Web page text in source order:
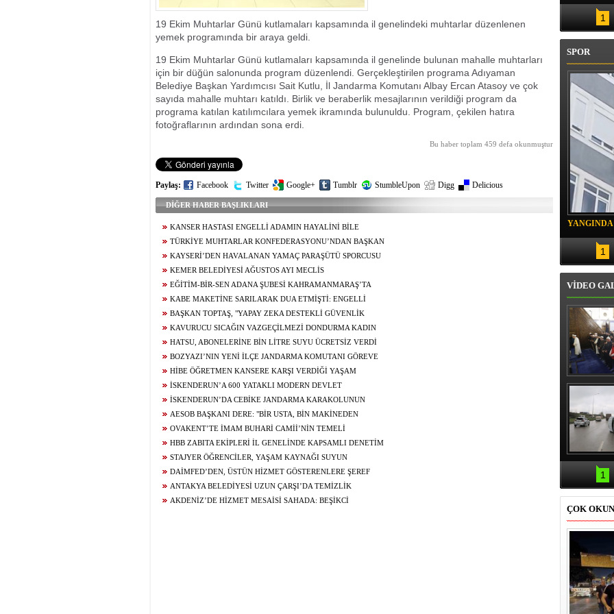
BİN 500 HAK SAHİBİNİN KONUTU BELİRLENDİ
19 Ekim Muhtarlar Günü kutlamaları kapsamında il genelindeki muhtarlar düzenlenen
yemek programında bir araya geldi.
19 Ekim Muhtarlar Günü kutlamaları kapsamında il genelinde bulunan mahalle muhtarları
için bir düğün salonunda program düzenlendi. Gerçekleştirilen programa Adıyaman
Belediye Başkan Yardımcısı Sait Kutlu, İl Jandarma Komutanı Albay Ercan Atasoy ve çok
sayıda mahalle muhtarı katıldı. Birlik ve beraberlik mesajlarının verildiği program da
programa katılan katılımcılara yemek ikramında bulunuldu. Program, çekilen hatıra
fotoğraflarının ardından sona erdi.
Bu haber toplam 459 defa okunmuştur
Paylaş: Facebook Twitter Google+ Tumblr StumbleUpon Digg Delicious
DİĞER HABER BAŞLIKLARI
KANSER HASTASI ENGELLİ ADAMIN HAYALİNİ BİLE
KURAMADIĞI EVİNE KAVUŞUNCA DÖKTÜĞÜ GÖZYAŞI
DUYGULANDIRDI
TÜRKİYE MUHTARLAR KONFEDERASYONU’NDAN BAŞKAN
BAŞDEĞİRMEN’E ‘YILIN EN BAŞARILI BELEDİYE BAŞKANI’
ÖDÜLÜ
KAYSERİ’DEN HAVALANAN YAMAÇ PARAŞÜTÜ SPORCUSU
5,5 SAAT SONRA KAHRAMANMARAŞ’A İNDİ
KEMER BELEDİYESİ AĞUSTOS AYI MECLİS
TOPLANTISINDA ARAÇ FİLOSUNUN GÜÇLENDİRİLMESİNE
YÖNELİK KARARLAR ALINDI
EĞİTİM-BİR-SEN ADANA ŞUBESİ KAHRAMANMARAŞ’TA
TEMASLARDA BULUNDU
KABE MAKETİNE SARILARAK DUA ETMİŞTİ: ENGELLİ
GENCİN UMRE HAYALİ GERÇEK OLUYOR
BAŞKAN TOPTAŞ, "YAPAY ZEKA DESTEKLİ GÜVENLİK
KAMERALARIMIZLA PARKLARIMIZIN TAMAMINI İZLENEBİLİR
HALE GETİRİYORUZ"
KAVURUCU SICAĞIN VAZGEÇİLMEZİ DONDURMA KADIN
USTALARIN ELİNDE LEZZET BULUYOR
HATSU, ABONELERİNE BİN LİTRE SUYU ÜCRETSİZ VERDİ
BOZYAZI’NIN YENİ İLÇE JANDARMA KOMUTANI GÖREVE
BAŞLADI
HİBE ÖĞRETMEN KANSERE KARŞI VERDİĞİ YAŞAM
MÜCADELESİNİ KAYBETTİ
İSKENDERUN’A 600 YATAKLI MODERN DEVLET
HASTANESİ YÜKSELİYOR
İSKENDERUN’DA CEBİKE JANDARMA KARAKOLUNUN
YAPIMINDA SONA GELİNDİ
AESOB BAŞKANI DERE: "BİR USTA, BİN MAKİNEDEN
DEĞERLİDİR"
OVAKENT’TE İMAM BUHARİ CAMİİ’NİN TEMELİ
DUALARLA ATILDI
HBB ZABITA EKİPLERİ İL GENELİNDE KAPSAMLI DENETİM
GERÇEKLEŞTİRDİ
STAJYER ÖĞRENCİLER, YAŞAM KAYNAĞI SUYUN
YOLCULUĞUNU YERİNDE İNCELEDİ
DAİMFED’DEN, ÜSTÜN HİZMET GÖSTERENLERE ŞEREF
BELGESİ
ANTAKYA BELEDİYESİ UZUN ÇARŞI’DA TEMİZLİK
ÇALIŞMASI GERÇEKLEŞTİRDİ
AKDENİZ’DE HİZMET MESAİSİ SAHADA: BEŞİKCİ
1
SPOR
1
VİDEO
Erbaş,
Veli
teravih
1
ÇOK